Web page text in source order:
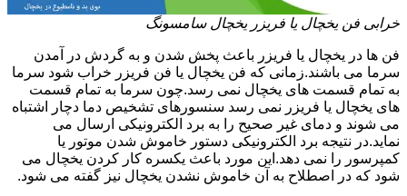
خرابی فن یخچال یا فریزر یخچال سامسونگ
فن ها در یخچال یا فریزر باعث پخش شدن و به گردش در آمدن
سرما می باشند.زمانی که فن یخچال یا فن فریزر خراب شود سرما
به تمام قسمت های یخچال نمی رسد.چون سرما به تمام قسمت
های یخچال یا فریزر نمی رسد سنسورهای تشخیص دما دچار اشتباه
می شوند و دمای غیر صحیح را به برد الکترونیکی ارسال می
نماید.در نتیجه برد الکترونیکی دستور خاموش شدن موتور یا
کمپرسور را نمی دهد.این مورد باعث یکسره کار کردن یخچال می
شود که در اصطلاح به آن خاموش نشدن یخچال نیز گفته می شود.